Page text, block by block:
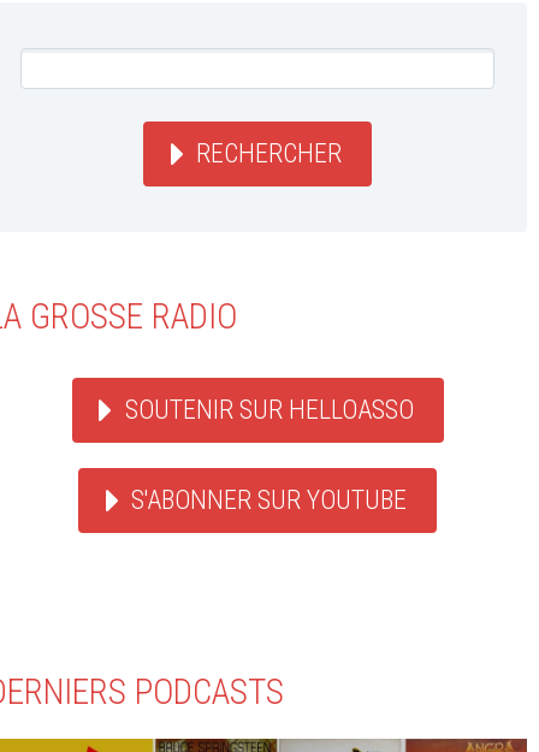
RECHERCHER
GROSSE RADIO
SOUTENIR SUR HELLOASSO
S'ABONNER SUR YOUTUBE
PODCASTS